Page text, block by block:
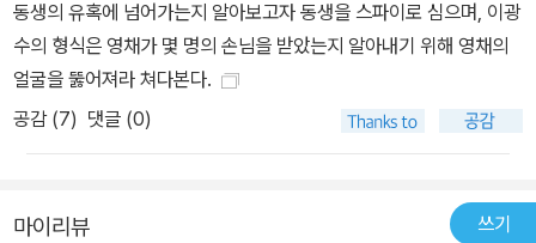
메리카와 중동, 일본과 중국, 인도, 아프리카 문학까지 아우르는 명실
상부한 세계문학 씨리즈를 선보일 예정이다. 현대의 문제작 발굴 우
리가 사는 세기는 지난 세기에 대한 근본적인 성찰을 통해서만 인간
다운 삶을 기약할 수 있다. ‘창비세계문학’은 문학사에 상재된 고전뿐
만 아니라 20세기 현실과 치열하게 대결한 문제작들을 새롭게 발굴
운 시야를 열어줄 것이다. 언어권별 대표시선과 중단편 선집의 지속
동생의 유혹에 넘어가는지 알아보고자 동생을 스파이로 심으며, 이광
수의 형식은 영채가 몇 명의 손님을 받았는지 알아내기 위해 영채의
얼굴을 뚫어져라 쳐다본다.
공감 (7) 댓글 (0)
마이리뷰 쓰기